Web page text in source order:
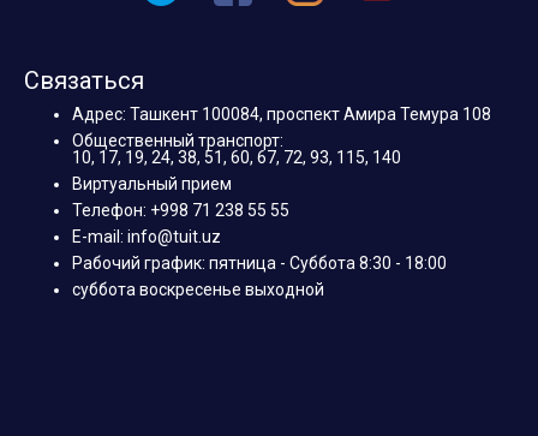
Связаться
Адрес: Ташкент 100084, проспект Амира Темура 108
Общественный транспорт:
10, 17, 19, 24, 38, 51, 60, 67, 72, 93, 115, 140
Виртуальный прием
Телефон: +998 71 238 55 55
E-mail: info@tuit.uz
Рабочий график: пятница - Суббота 8:30 - 18:00
суббота воскресенье выходной